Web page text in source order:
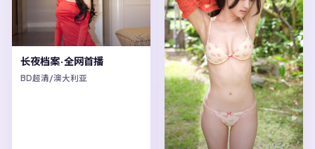
长夜档案·全网首播
BD超清/澳大利亚